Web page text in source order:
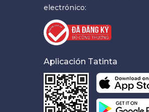
electrónico:
Aplicación Tatinta